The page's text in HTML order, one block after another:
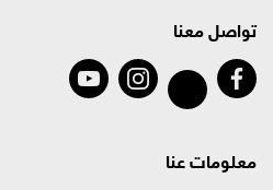
تواصل معنا
معلومات عنا